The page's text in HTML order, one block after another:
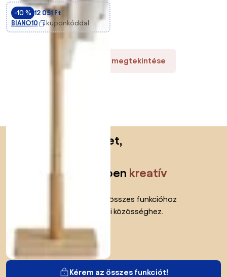
-10 % 12 051 Ft
BIANO10
kuponkóddal
Több termék megtekintése
Tégy felfedezéseket,
légy teljes mértékben kreatív
Kapj azonnali hozzáférést az összes funkcióhoz
és csatlakozz a lakberendezői közösséghez.
Kérem az összes funkciót!